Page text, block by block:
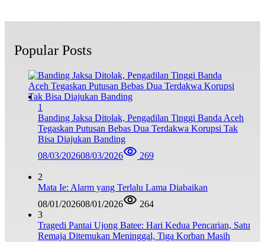
Popular Posts
1
Banding Jaksa Ditolak, Pengadilan Tinggi Banda Aceh
Tegaskan Putusan Bebas Dua Terdakwa Korupsi Tak
Bisa Diajukan Banding
08/03/202608/03/2026 269
2
Mata Ie: Alarm yang Terlalu Lama Diabaikan
08/01/202608/01/2026
264
3
Tragedi Pantai Ujong Batee: Hari Kedua Pencarian, Satu
Remaja Ditemukan Meninggal, Tiga Korban Masih